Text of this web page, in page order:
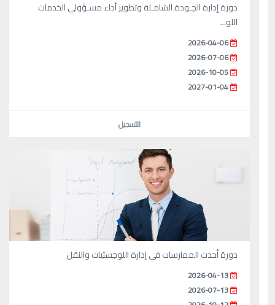
دورة إدارة الجـودة الشامـلة وتطوير أداء مسـؤولي الخدمات
اللو...
2026-04-06
2026-07-06
2026-10-05
2027-01-04
التسجيل
دورة أحدث الممارسات في إدارة اللوجستيات والنقل
2026-04-13
2026-07-13